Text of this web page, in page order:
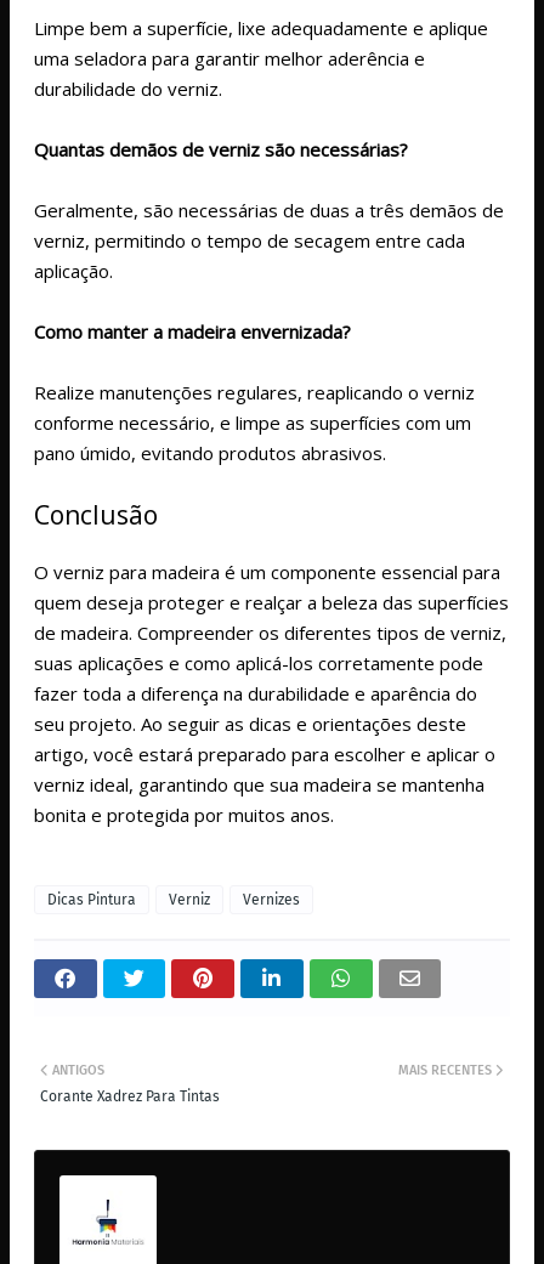
Limpe bem a superfície, lixe adequadamente e aplique
uma seladora para garantir melhor aderência e
durabilidade do verniz.
Quantas demãos de verniz são necessárias?
Geralmente, são necessárias de duas a três demãos de
verniz, permitindo o tempo de secagem entre cada
aplicação.
Como manter a madeira envernizada?
Realize manutenções regulares, reaplicando o verniz
conforme necessário, e limpe as superfícies com um
pano úmido, evitando produtos abrasivos.
Conclusão
O verniz para madeira é um componente essencial para
quem deseja proteger e realçar a beleza das superfícies
de madeira. Compreender os diferentes tipos de verniz,
suas aplicações e como aplicá-los corretamente pode
fazer toda a diferença na durabilidade e aparência do
seu projeto. Ao seguir as dicas e orientações deste
artigo, você estará preparado para escolher e aplicar o
verniz ideal, garantindo que sua madeira se mantenha
bonita e protegida por muitos anos.
Dicas Pintura Verniz Vernizes
MAIS RECENTES
ANTIGOS
Corante Xadrez Para Tintas